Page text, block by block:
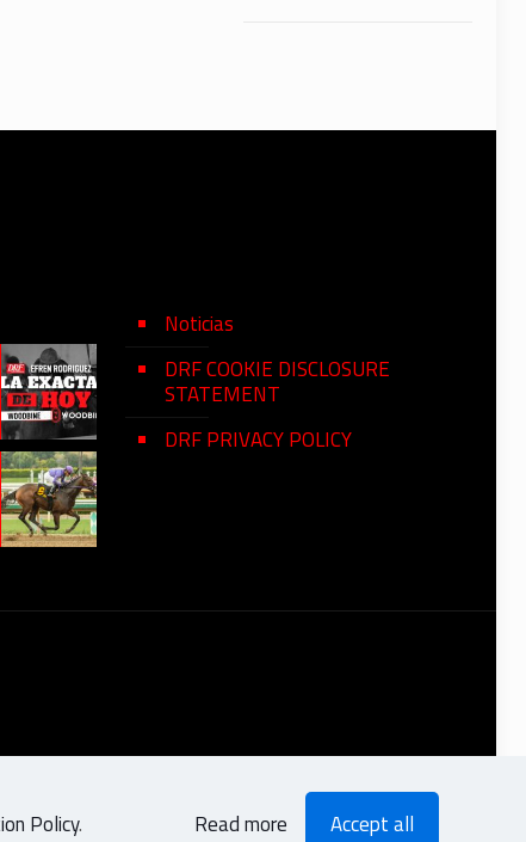
Noticias
DRF COOKIE DISCLOSURE
STATEMENT
DRF PRIVACY POLICY
Policy. Read more Accept all